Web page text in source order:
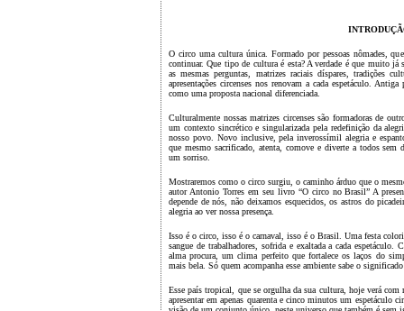
O circo uma cultura única. Formado por pessoas nômades,
continuar. Que tipo de cultura é esta? A verdade é que muito já
as mesmas perguntas, matrizes raciais díspares, tradições
apresentações circenses nos renovam a cada espetáculo.
como uma proposta nacional diferenciada.
Culturalmente nossas matrizes circenses são formadoras de
um contexto sincrético e singularizada pela redefinição da
nosso povo. Novo inclusive, pela inverossímil alegria e
que mesmo sacrificado, atenta, comove e diverte a todos
um sorriso.
Mostraremos como o circo surgiu, o caminho árduo que o
autor Antonio Torres em seu livro “O circo no Brasil” A
depende de nós, não deixamos esquecidos, os astros do
alegria ao ver nossa presença.
Isso é o circo, isso é o carnaval, isso é o Brasil. Uma festa
sangue de trabalhadores, sofrida e exaltada a cada
alma procura, um clima perfeito que fortalece os laços do
mais bela. Só quem acompanha esse ambiente sabe o
Esse país tropical, que se orgulha da sua cultura, hoje verá
apresentar em apenas quarenta e cinco minutos um espetáculo